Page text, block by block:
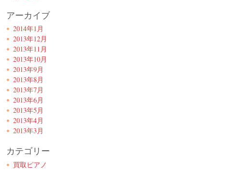
アーカイブ
2014年1月
2013年12月
2013年11月
2013年10月
2013年9月
2013年8月
2013年7月
2013年6月
2013年5月
2013年4月
2013年3月
カテゴリー
買取ピアノ